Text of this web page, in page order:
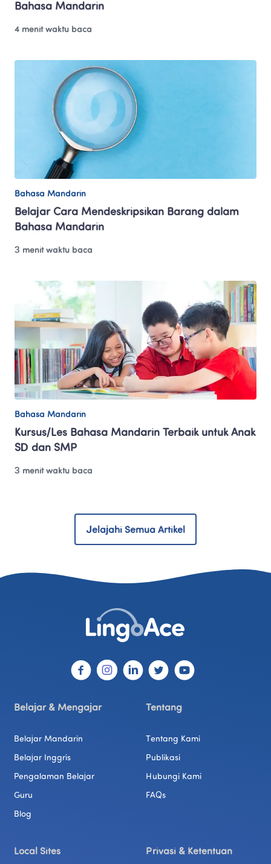
Bahasa Mandarin
4 menit waktu baca
Bahasa Mandarin
Belajar Cara Mendeskripsikan Barang dalam
Bahasa Mandarin
3 menit waktu baca
Bahasa Mandarin
Kursus/Les Bahasa Mandarin Terbaik untuk Anak
SD dan SMP
3 menit waktu baca
Jelajahi Semua Artikel
Belajar & Mengajar
Belajar Mandarin
Belajar Inggris
Pengalaman Belajar
Guru
Blog
Tentang
Tentang Kami
Publikasi
Hubungi Kami
FAQs
Local Sites Privasi & Ketentuan